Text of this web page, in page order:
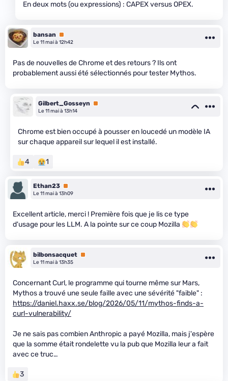
En deux mots (ou expressions) : CAPEX versus OPEX.
bansan
Premium
Le 11 mai à 12h42
Pas de nouvelles de Chrome et des retours ? Ils ont
probablement aussi été sélectionnés pour tester Mythos.
Gilbert_Gosseyn
Premium
Le 11 mai à 13h14
Chrome est bien occupé à pousser en loucedé un modèle IA
sur chaque appareil sur lequel il est installé.
4 1
Ethan23 Premium
Le 11 mai à 13h09
Excellent article, merci ! Première fois que je lis ce type
d'usage pour les LLM. A la pointe sur ce coup Mozilla
bilbonsacquet Premium
Le 11 mai à 13h35
Concernant Curl, le programme qui tourne même sur Mars,
Mythos a trouvé une seule faille avec une sévérité "faible" :
https://daniel.haxx.se/blog/2026/05/11/mythos-finds-a-
curl-vulnerability/
Je ne sais pas combien Anthropic a payé Mozilla, mais j'espère
que la somme était rondelette vu la pub que Mozilla leur a fait
avec ce truc…
3